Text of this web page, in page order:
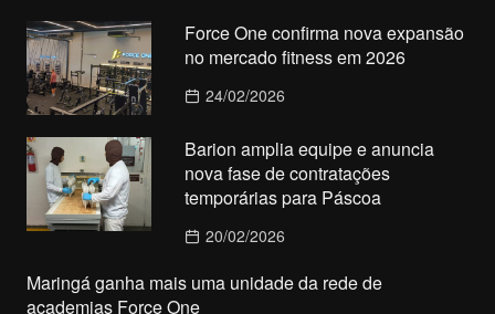
Force One confirma nova expansão
no mercado fitness em 2026
24/02/2026
Barion amplia equipe e anuncia
nova fase de contratações
temporárias para Páscoa
20/02/2026
Maringá ganha mais uma unidade da rede de
academias Force One